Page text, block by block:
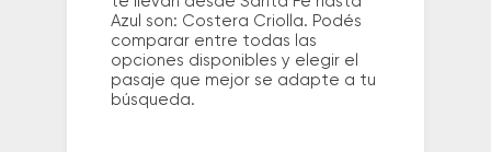
Azul son: Costera Criolla. Podés
comparar entre todas las
opciones disponibles y elegir el
pasaje que mejor se adapte a tu
búsqueda.